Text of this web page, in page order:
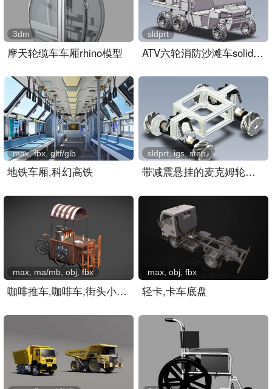
摩天轮缆车车厢rhino模型
3dm
ATV六轮消防沙滩车solidwo..
sldprt
地铁车厢,科幻高铁
max, fbx, gltf/glb
带减震悬挂的麦克姆轮小车..
sldprt, igs, step
咖啡推车,咖啡车,街头小吃..
max, ma/mb, obj, fbx
轻卡,卡车底盘
max, obj, fbx